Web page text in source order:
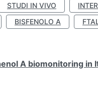
STUDI IN VIVO
BISFENOLO A
A biomonitoring